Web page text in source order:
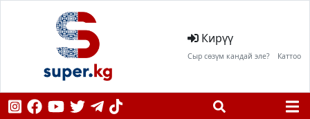
Кирүү
Сыр сөзүм кандай эле? Каттоо